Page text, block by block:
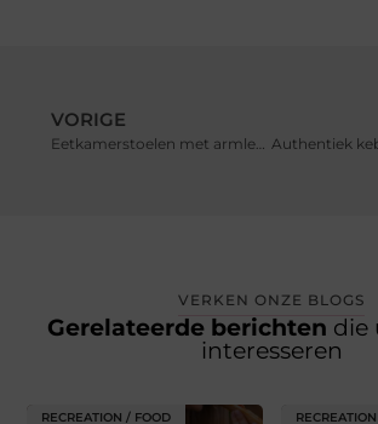
VORIGE
Eetkamerstoelen met armleuning van goede kwaliteit
VERKEN ONZE BLOGS
Gerelateerde berichten die
interesseren
RECREATION / FOOD